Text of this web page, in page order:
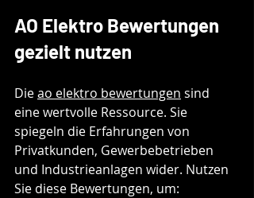
AO Elektro Bewertungen
gezielt nutzen
Die ao elektro bewertungen sind
eine wertvolle Ressource. Sie
spiegeln die Erfahrungen von
Privatkunden, Gewerbebetrieben
und Industrieanlagen wider. Nutzen
Sie diese Bewertungen, um: